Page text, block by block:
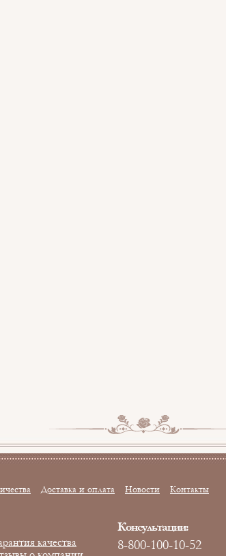
Доставка и оплата Новости Контакты
качества
Консультации:
8-800-100-10-52